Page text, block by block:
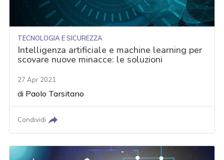
TECNOLOGIA E SICUREZZA
Intelligenza artificiale e machine learning per
scovare nuove minacce: le soluzioni
27 Apr 2021
di Paolo Tarsitano
Condividi